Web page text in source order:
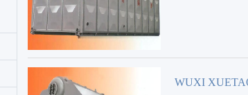
WUXI